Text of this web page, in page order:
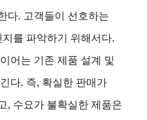
다. 고객들이 선호하는
를 파악하기 위해서다.
어는 기존 제품 설계 및
다. 즉, 확실한 판매가
, 수요가 불확실한 제품은